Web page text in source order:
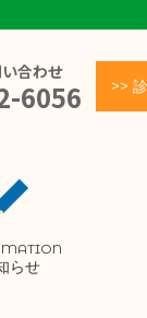
合わせ
6056 >>
らせ